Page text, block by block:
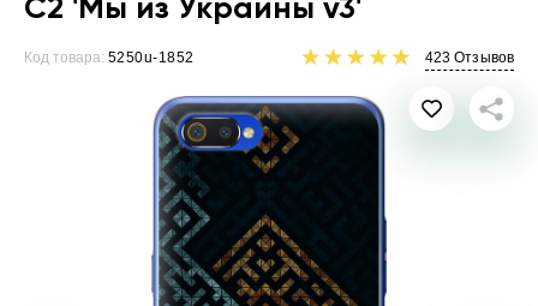
Код товара: 5250u-1852 423 Отзывов